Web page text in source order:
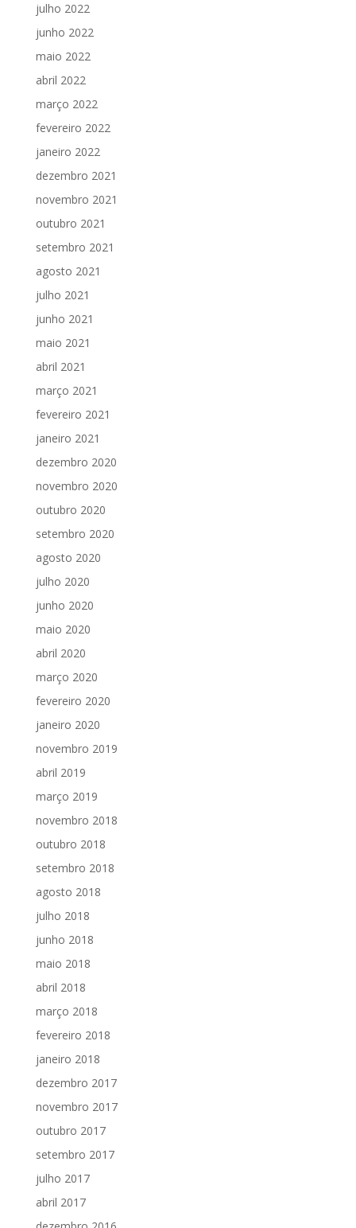
julho 2022
junho 2022
maio 2022
abril 2022
março 2022
fevereiro 2022
janeiro 2022
dezembro 2021
novembro 2021
outubro 2021
setembro 2021
agosto 2021
julho 2021
junho 2021
maio 2021
abril 2021
março 2021
fevereiro 2021
janeiro 2021
dezembro 2020
novembro 2020
outubro 2020
setembro 2020
agosto 2020
julho 2020
junho 2020
maio 2020
abril 2020
março 2020
fevereiro 2020
janeiro 2020
novembro 2019
abril 2019
março 2019
novembro 2018
outubro 2018
setembro 2018
agosto 2018
julho 2018
junho 2018
maio 2018
abril 2018
março 2018
fevereiro 2018
janeiro 2018
dezembro 2017
novembro 2017
outubro 2017
setembro 2017
julho 2017
abril 2017